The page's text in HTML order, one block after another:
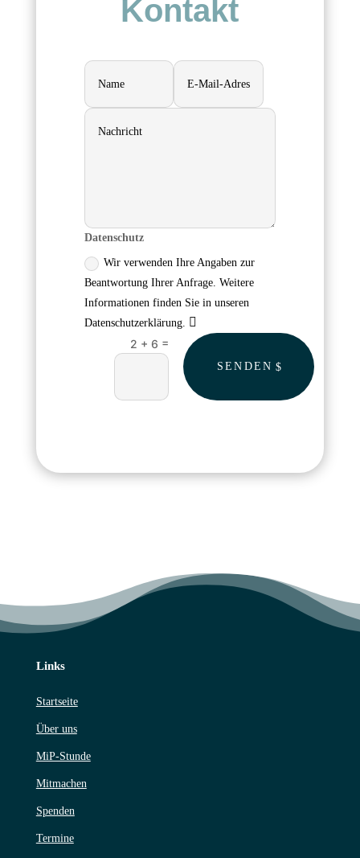
Kontakt
Datenschutz
Wir verwenden Ihre Angaben zur
Beantwortung Ihrer Anfrage. Weitere
Informationen finden Sie in unseren
Datenschutzerklärung.
2 + 6 =
SENDEN
Links
Startseite
Über uns
MiP-Stunde
Mitmachen
Spenden
Termine